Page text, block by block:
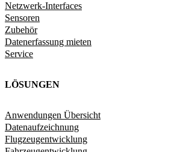
Netzwerk-Interfaces
Sensoren
Zubehör
Datenerfassung mieten
Service
LÖSUNGEN
Anwendungen Übersicht
Datenaufzeichnung
Flugzeugentwicklung